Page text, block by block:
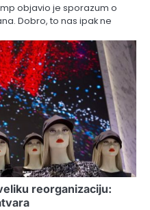
objavio je sporazum o
Dobro, to nas ipak ne
reorganizaciju: